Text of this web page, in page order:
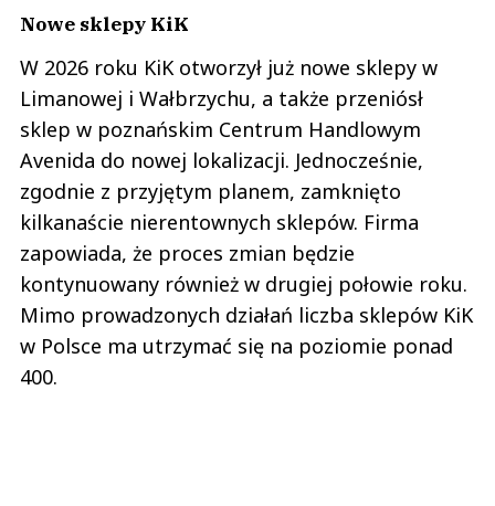
Nowe sklepy KiK
W 2026 roku KiK otworzył już nowe sklepy w
Limanowej i Wałbrzychu, a także przeniósł
sklep w poznańskim Centrum Handlowym
Avenida do nowej lokalizacji. Jednocześnie,
zgodnie z przyjętym planem, zamknięto
kilkanaście nierentownych sklepów. Firma
zapowiada, że proces zmian będzie
kontynuowany również w drugiej połowie roku.
Mimo prowadzonych działań liczba sklepów KiK
w Polsce ma utrzymać się na poziomie ponad
400.